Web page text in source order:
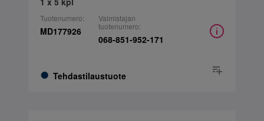
Tuotenumero:
MD177926
Tehdastilaustuote
Valmistajan
tuotenumero:
068-851-952-171